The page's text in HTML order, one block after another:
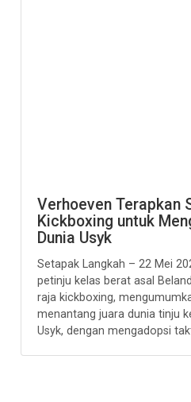
Verhoeven Terapkan
Kickboxing untuk
Dunia Usyk
Setapak Langkah – 22 Mei
petinju kelas berat asal
raja kickboxing,
menantang juara dunia tinju
Usyk, dengan mengadopsi